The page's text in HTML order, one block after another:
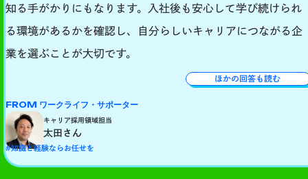
知る手がかりにもなります。入社後も安心して学び続けられ
る環境があるかを確認し、自分らしいキャリアにつながる企
業を選ぶことが大切です。
ほかの回答も読む
FROM ワークライフ・サポーター
太田さん
キャリア採用領域担当
#知識と経験ならお任せを